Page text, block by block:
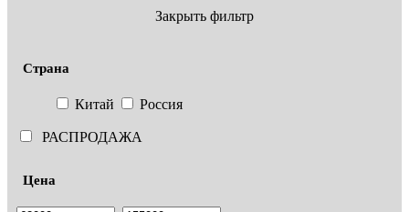
Закрыть фильтр
Страна
Китай Россия
РАСПРОДАЖА
Цена